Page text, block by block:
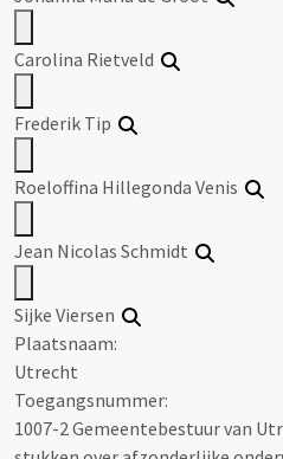
Carolina Rietveld
Frederik Tip
Roeloffina Hillegonda Venis
Jean Nicolas Schmidt
Sijke Viersen
Plaatsnaam:
Utrecht
Toegangsnummer:
1007-2 Gemeentebestuur van